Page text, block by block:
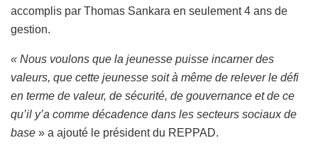
accomplis par Thomas Sankara en seulement 4 ans de
gestion.
« Nous voulons que la jeunesse puisse incarner des
valeurs, que cette jeunesse soit à même de relever le défi
en terme de valeur, de sécurité, de gouvernance et de ce
qu’il y’a comme décadence dans les secteurs sociaux de
base » a ajouté le président du REPPAD.